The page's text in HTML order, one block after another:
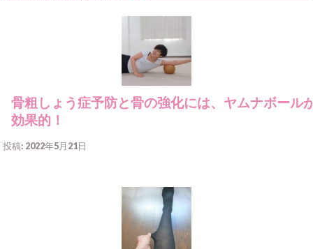
骨粗しょう症予防と骨の強化には、ヤムナボール
効果的！
投稿: 2022年5月21日